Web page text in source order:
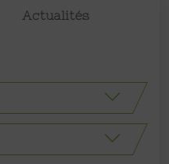
Actualités